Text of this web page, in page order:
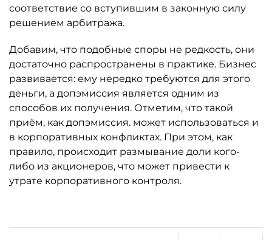
соответствие со вступившим в законную силу
решением арбитража.
Добавим, что подобные споры не редкость, они
достаточно распространены в практике. Бизнес
развивается: ему нередко требуются для этого
деньги, а допэмиссия является одним из
способов их получения. Отметим, что такой
приём, как допэмиссия. может использоваться и
в корпоративных конфликтах. При этом, как
правило, происходит размывание доли кого-
либо из акционеров, что может привести к
утрате корпоративного контроля.